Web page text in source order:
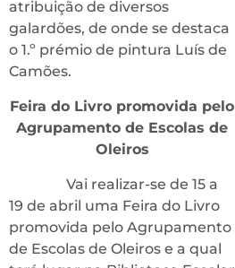
atribuição de diversos
galardões, de onde se destaca
o 1.º prémio de pintura Luís de
Camões.
Feira do Livro promovida pelo
Agrupamento de Escolas de
Oleiros
Vai realizar-se de 15 a
19 de abril uma Feira do Livro
promovida pelo Agrupamento
de Escolas de Oleiros e a qual